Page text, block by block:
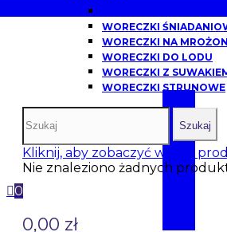
I
WORECZKI
WORECZKI NA
WORECZKI DO LODU
WORECZKI Z
WORECZKI STRUNOWE
Szukaj
Kliknij, aby zobaczyć więcej
Nie znaleziono żadnych
0
0,00 zł